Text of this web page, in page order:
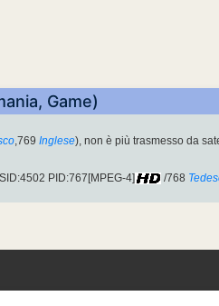
Game)
,769 Inglese), non è più trasmesso da
PID:767[MPEG-4] /768